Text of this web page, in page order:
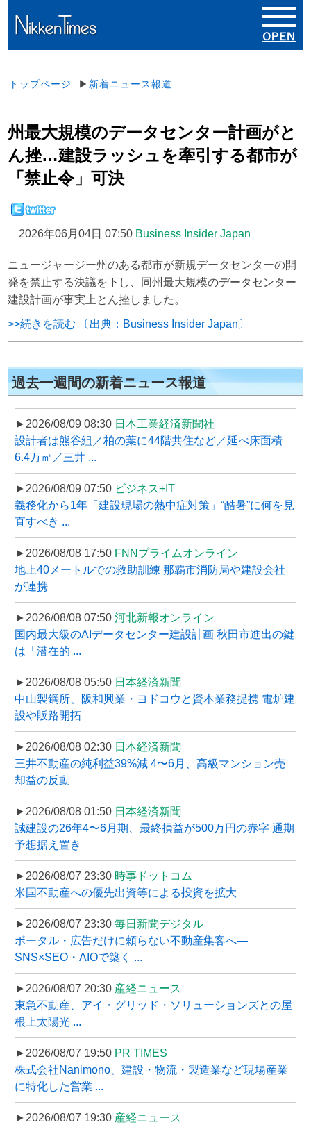
トップページ ▶ 新着ニュース報道
州最大規模のデータセンター計画がと
ん挫…建設ラッシュを牽引する都市が
「禁止令」可決
2026年06月04日 07:50 Business Insider Japan
ニュージャージー州のある都市が新規データセンターの開
発を禁止する決議を下し、同州最大規模のデータセンター
建設計画が事実上とん挫しました。
>>続きを読む 〔出典：Business Insider Japan〕
過去一週間の新着ニュース報道
►2026/08/09 08:30 日本工業経済新聞社
設計者は熊谷組／柏の葉に44階共住など／延べ床面積
6.4万㎡／三井 ...
►2026/08/09 07:50 ビジネス+IT
義務化から1年「建設現場の熱中症対策」“酷暑”に何を見
直すべき ...
►2026/08/08 17:50 FNNプライムオンライン
地上40メートルでの救助訓練 那覇市消防局や建設会社
が連携
►2026/08/08 07:50 河北新報オンライン
国内最大級のAIデータセンター建設計画 秋田市進出の鍵
は「潜在的 ...
►2026/08/08 05:50 日本経済新聞
中山製鋼所、阪和興業・ヨドコウと資本業務提携 電炉建
設や販路開拓
►2026/08/08 02:30 日本経済新聞
三井不動産の純利益39%減 4〜6月、高級マンション売
却益の反動
►2026/08/08 01:50 日本経済新聞
誠建設の26年4〜6月期、最終損益が500万円の赤字 通期
予想据え置き
►2026/08/07 23:30 時事ドットコム
米国不動産への優先出資等による投資を拡大
►2026/08/07 23:30 毎日新聞デジタル
ポータル・広告だけに頼らない不動産集客へ―
SNS×SEO・AIOで築く ...
►2026/08/07 20:30 産経ニュース
東急不動産、アイ・グリッド・ソリューションズとの屋
根上太陽光 ...
►2026/08/07 19:50 PR TIMES
株式会社Nanimono、建設・物流・製造業など現場産業
に特化した営業 ...
►2026/08/07 19:30 産経ニュース